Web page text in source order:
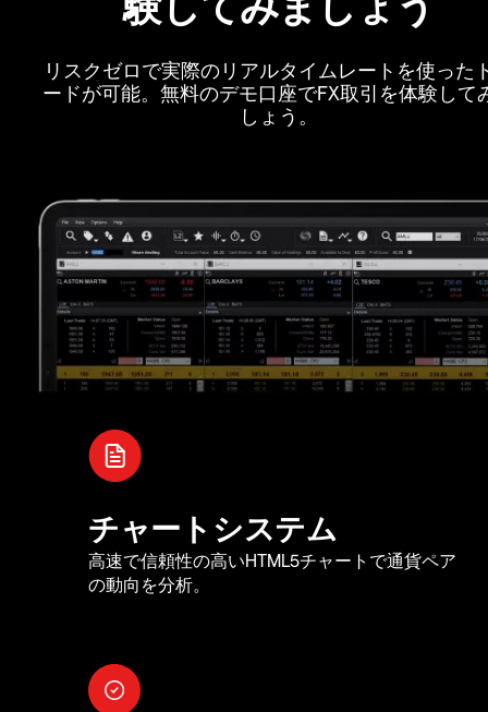
リスクゼロで実際のリアルタイムレートを使った
ードが可能。無料のデモ口座でFX取引を体験して
しょう。
チャートシステム
高速で信頼性の高いHTML5チャートで通貨ペア
の動向を分析。